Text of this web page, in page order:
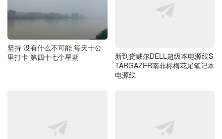
坚持 没有什么不可能 毎天十公
里打卡 第四十七个星期
TARGAZER南非标梅花尾笔记本
电源线